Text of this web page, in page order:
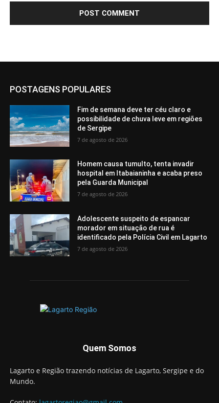
POSTAGENS POPULARES
Fim de semana deve ter céu claro e
possibilidade de chuva leve em regiões
de Sergipe
7 de agosto de 2026
Homem causa tumulto, tenta invadir
hospital em Itabaianinha e acaba preso
pela Guarda Municipal
7 de agosto de 2026
Adolescente suspeito de espancar
morador em situação de rua é
identificado pela Polícia Civil em Lagarto
7 de agosto de 2026
Quem Somos
Lagarto e Região trazendo notícias de Lagarto, Sergipe e do
Mundo.